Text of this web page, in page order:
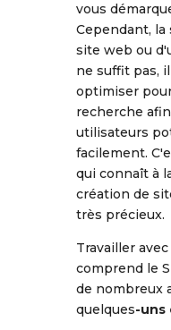
vous
Cependant,
site web ou
ne suffit pas,
optimiser
recherche
utilisateurs
facilement.
qui connaît à
création de
très précieux.
Travailler
comprend le
de nombreux
quelques-uns